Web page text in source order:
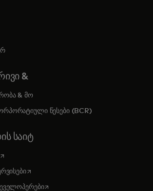
new tab
&
& მო
წესები (BCR)
ᲡᲐᲘᲢ
in a new tab
opens in a new tab
opens in a new tab